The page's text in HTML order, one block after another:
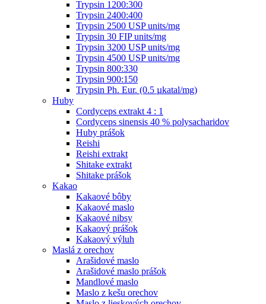
Trypsin 1200:300
Trypsin 2400:400
Trypsin 2500 USP units/mg
Trypsin 30 FIP units/mg
Trypsin 3200 USP units/mg
Trypsin 4500 USP units/mg
Trypsin 800:330
Trypsin 900:150
Trypsin Ph. Eur. (0.5 µkatal/mg)
Huby
Cordyceps extrakt 4 : 1
Cordyceps sinensis 40 % polysacharidov
Huby prášok
Reishi
Reishi extrakt
Shitake extrakt
Shitake prášok
Kakao
Kakaové bôby
Kakaové maslo
Kakaové nibsy
Kakaový prášok
Kakaový výluh
Maslá z orechov
Arašidové maslo
Arašidové maslo prášok
Mandlové maslo
Maslo z kešu orechov